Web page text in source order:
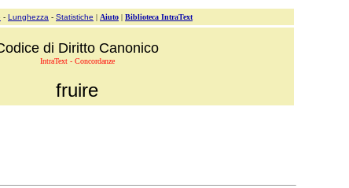
- Lunghezza - Statistiche | Aiuto | Biblioteca IntraText
di Diritto Canonico
IntraText - Concordanze
fruire